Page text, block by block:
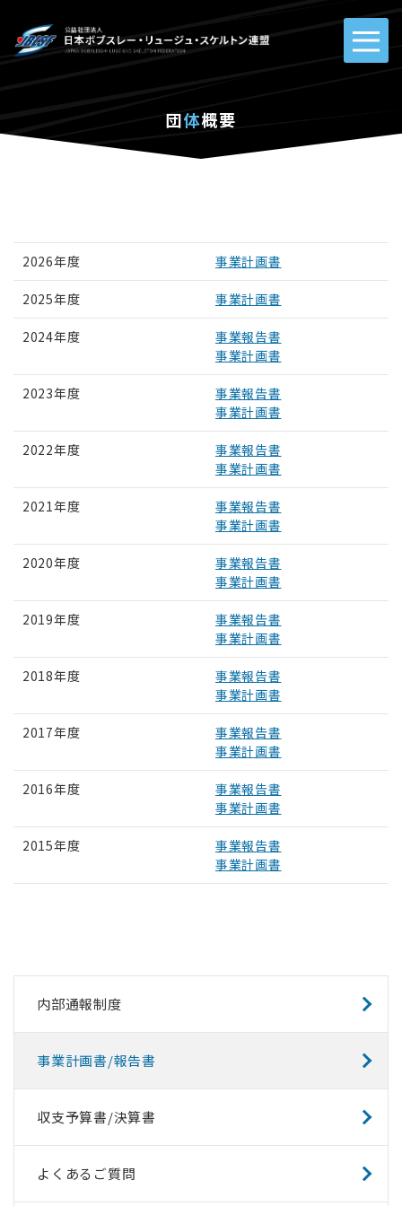
団体概要
2026年度 事業計画書
2025年度 事業計画書
2024年度
事業報告書
事業計画書
2023年度
事業報告書
事業計画書
2022年度
事業報告書
事業計画書
2021年度
事業報告書
事業計画書
2020年度
事業報告書
事業計画書
2019年度
事業報告書
事業計画書
2018年度
事業報告書
事業計画書
2017年度
事業報告書
事業計画書
2016年度
事業報告書
事業計画書
2015年度
事業報告書
事業計画書
内部通報制度
事業計画書/報告書
収支予算書/決算書
よくあるご質問